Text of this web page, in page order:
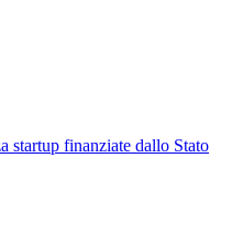
startup finanziate dallo Stato